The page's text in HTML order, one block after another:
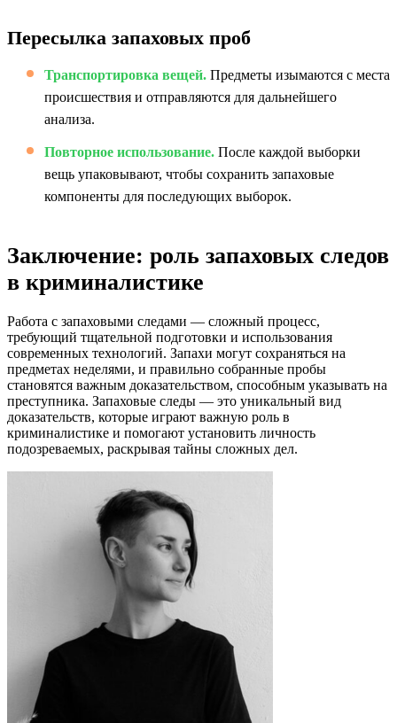
Пересылка запаховых проб
Транспортировка вещей. Предметы изымаются с места
происшествия и отправляются для дальнейшего
анализа.
Повторное использование. После каждой выборки
вещь упаковывают, чтобы сохранить запаховые
компоненты для последующих выборок.
Заключение: роль запаховых следов
в криминалистике
Работа с запаховыми следами — сложный процесс,
требующий тщательной подготовки и использования
современных технологий. Запахи могут сохраняться на
предметах неделями, и правильно собранные пробы
становятся важным доказательством, способным указывать на
преступника. Запаховые следы — это уникальный вид
доказательств, которые играют важную роль в
криминалистике и помогают установить личность
подозреваемых, раскрывая тайны сложных дел.